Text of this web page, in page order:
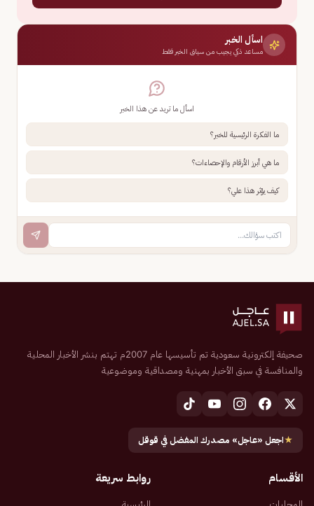
اسأل الخبر
مساعد ذكي يجيب من سياق الخبر فقط
اسأل ما تريد عن هذا الخبر
ما الفكرة الرئيسية للخبر؟
ما هي أبرز الأرقام والإحصاءات؟
كيف يؤثر هذا علي؟
صحيفة إلكترونية سعودية تم تأسيسها عام 2007م تهتم بنشر الأخبار المحلية
والمنافسة في سبق الأخبار بمهنية ومصداقية وموضوعية
★اجعل «عاجل» مصدرك المفضل في قوقل
الأقسام روابط سريعة